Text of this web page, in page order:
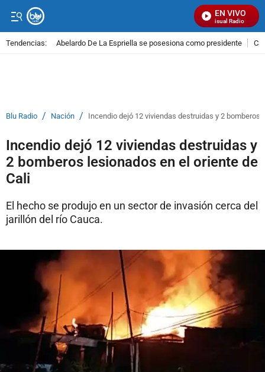
EN VIVO
Señal Visual Radio
Tendencias: Abelardo De La Espriella se posesiona como presidente
Blu Radio / Nación / Incendio dejó 12 viviendas destruidas y 2 bomberos
Incendio dejó 12 viviendas destruidas y
2 bomberos lesionados en el oriente de
Cali
El hecho se produjo en un sector de invasión cerca del
jarillón del río Cauca.